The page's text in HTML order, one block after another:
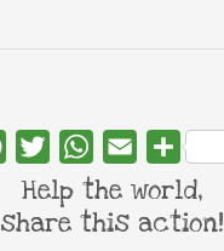
FacebookTwitterWhatsApp
Email Share
Help the world,
share this action!